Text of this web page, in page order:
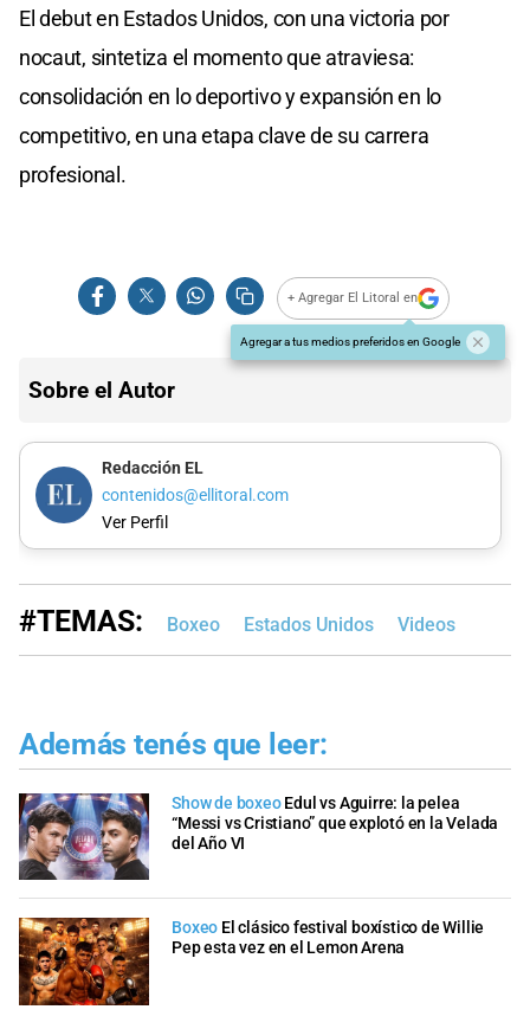
El debut en Estados Unidos, con una victoria por
nocaut, sintetiza el momento que atraviesa:
consolidación en lo deportivo y expansión en lo
competitivo, en una etapa clave de su carrera
profesional.
+ Agregar El Litoral en
Agregar a tus medios preferidos en Google
Sobre el Autor
Redacción EL
contenidos@ellitoral.com
Ver Perfil
#TEMAS: Boxeo Estados Unidos Videos
Además tenés que leer:
Show de boxeo Edul vs Aguirre: la pelea
“Messi vs Cristiano” que explotó en la Velada
del Año VI
Boxeo El clásico festival boxístico de Willie
Pep esta vez en el Lemon Arena